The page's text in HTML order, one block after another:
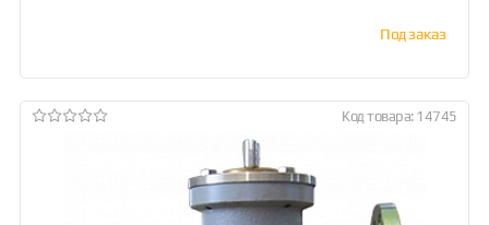
Под заказ
Код товара: 14745